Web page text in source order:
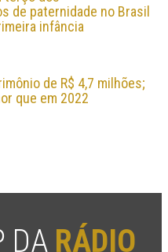
de paternidade no Brasil
infância
de R$ 4,7 milhões;
que em 2022
DA RÁDIO